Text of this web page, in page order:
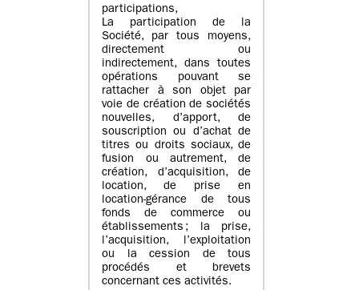
participations,
La participation de la
Société, par tous moyens,
directement ou
indirectement, dans toutes
opérations pouvant se
rattacher à son objet par
voie de création de sociétés
nouvelles, d’apport, de
souscription ou d’achat de
titres ou droits sociaux, de
fusion ou autrement, de
création, d’acquisition, de
location, de prise en
location-gérance de tous
fonds de commerce ou
établissements ; la prise,
l’acquisition, l’exploitation
ou la cession de tous
procédés et brevets
concernant ces activités.